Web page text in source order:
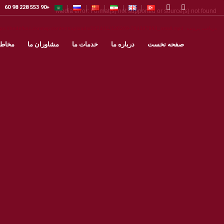
+90 553 228 98 60
صفحه نخست درباره ما خدمات ما مشاوران ما
Media error: Format(s) not supported or source(s) not found